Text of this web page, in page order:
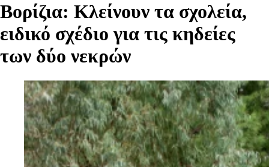
Βορίζια: Κλείνουν τα σχολεία,
ειδικό σχέδιο για τις κηδείες
των δύο νεκρών